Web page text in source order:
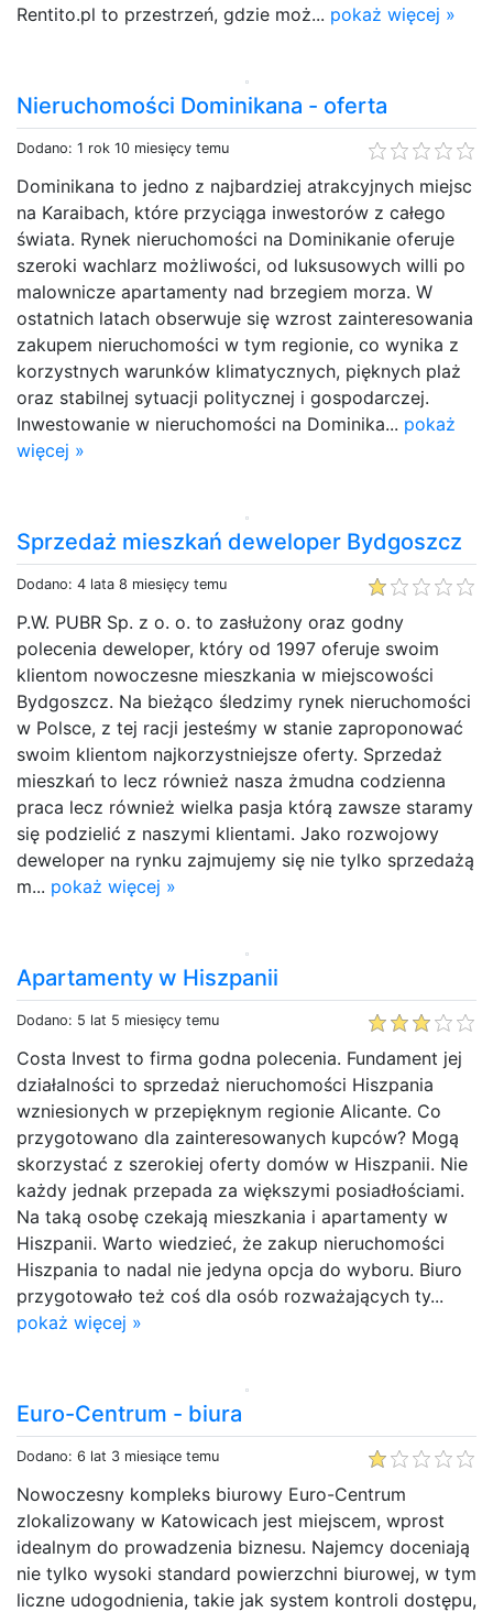
Rentito.pl to przestrzeń, gdzie moż... pokaż więcej »
Nieruchomości Dominikana - oferta
Dodano: 1 rok 10 miesięcy temu
Dominikana to jedno z najbardziej atrakcyjnych miejsc
na Karaibach, które przyciąga inwestorów z całego
świata. Rynek nieruchomości na Dominikanie oferuje
szeroki wachlarz możliwości, od luksusowych willi po
malownicze apartamenty nad brzegiem morza. W
ostatnich latach obserwuje się wzrost zainteresowania
zakupem nieruchomości w tym regionie, co wynika z
korzystnych warunków klimatycznych, pięknych plaż
oraz stabilnej sytuacji politycznej i gospodarczej.
Inwestowanie w nieruchomości na Dominika... pokaż
więcej »
Sprzedaż mieszkań deweloper Bydgoszcz
Dodano: 4 lata 8 miesięcy temu
P.W. PUBR Sp. z o. o. to zasłużony oraz godny
polecenia deweloper, który od 1997 oferuje swoim
klientom nowoczesne mieszkania w miejscowości
Bydgoszcz. Na bieżąco śledzimy rynek nieruchomości
w Polsce, z tej racji jesteśmy w stanie zaproponować
swoim klientom najkorzystniejsze oferty. Sprzedaż
mieszkań to lecz również nasza żmudna codzienna
praca lecz również wielka pasja którą zawsze staramy
się podzielić z naszymi klientami. Jako rozwojowy
deweloper na rynku zajmujemy się nie tylko sprzedażą
m... pokaż więcej »
Apartamenty w Hiszpanii
Dodano: 5 lat 5 miesięcy temu
Costa Invest to firma godna polecenia. Fundament jej
działalności to sprzedaż nieruchomości Hiszpania
wzniesionych w przepięknym regionie Alicante. Co
przygotowano dla zainteresowanych kupców? Mogą
skorzystać z szerokiej oferty domów w Hiszpanii. Nie
każdy jednak przepada za większymi posiadłościami.
Na taką osobę czekają mieszkania i apartamenty w
Hiszpanii. Warto wiedzieć, że zakup nieruchomości
Hiszpania to nadal nie jedyna opcja do wyboru. Biuro
przygotowało też coś dla osób rozważających ty...
pokaż więcej »
Euro-Centrum - biura
Dodano: 6 lat 3 miesiące temu
Nowoczesny kompleks biurowy Euro-Centrum
zlokalizowany w Katowicach jest miejscem, wprost
idealnym do prowadzenia biznesu. Najemcy doceniają
nie tylko wysoki standard powierzchni biurowej, w tym
liczne udogodnienia, takie jak system kontroli dostępu,